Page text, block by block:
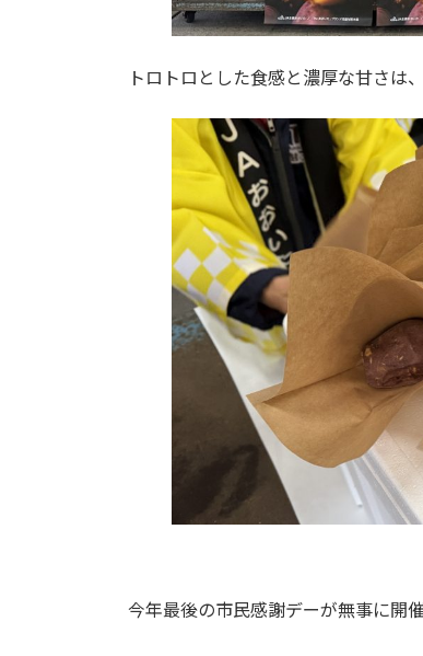
トロトロとした食感と濃厚な甘さは
今年最後の市民感謝デーが無事に開催